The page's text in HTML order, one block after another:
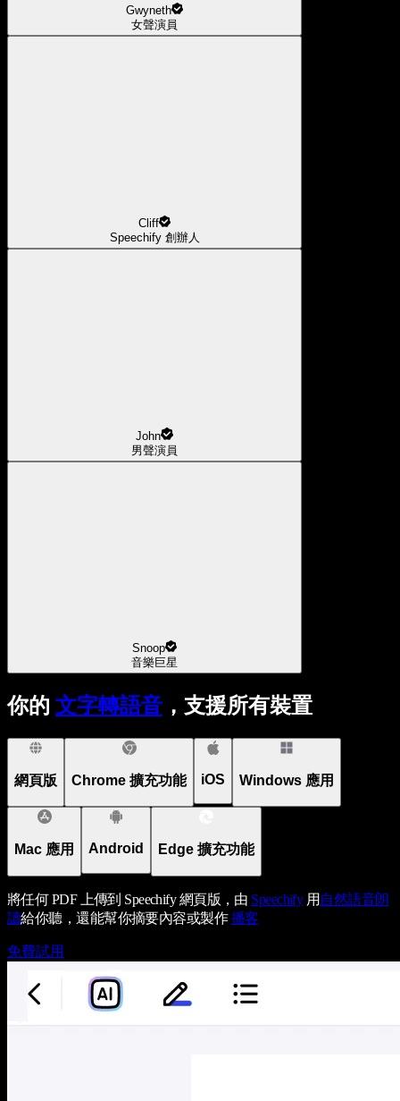
Gwyneth
女聲演員
Cliff
Speechify 創辦人
John
男聲演員
Snoop
音樂巨星
你的 文字轉語音 ，支援所有裝置
網頁版 Chrome 擴充功能 iOS Windows 應用
Mac 應用 Android Edge 擴充功能
將任何 PDF 上傳到 Speechify 網頁版，由 Speechify用 自然語音朗
讀給你聽，還能幫你摘要內容或製作播客
免費試用